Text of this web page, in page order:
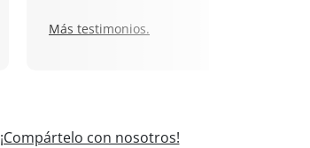
Más testimonios.
¡Compártelo con nosotros!